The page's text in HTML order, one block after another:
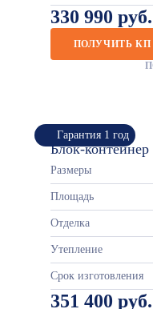
330 990 руб.
ПОЛУЧИТЬ КП
Гарантия 1 год
Блок-
Размеры
Площадь
Отделка
Утепление
Срок изготовления
351 400 руб.